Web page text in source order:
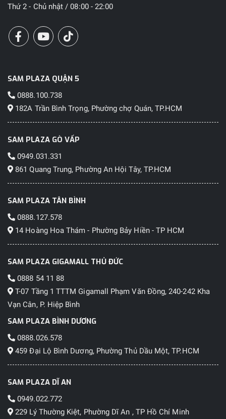
Thứ 2 - Chủ nhật / 08:00 - 22:00
SAM PLAZA QUẬN 5
0888.100.738
182A Trần Bình Trọng, Phường chợ Quán, TP.HCM
SAM PLAZA GÒ VẤP
0949.031.331
861 Quang Trung, Phường An Hội Tây, TP.HCM
SAM PLAZA TÂN BÌNH
0888.127.578
14 Hoàng Hoa Thám - Phường Bảy Hiền - TP HCM
SAM PLAZA GIGAMALL THỦ ĐỨC
0888 54 11 88
T-07 Tầng 1 TTTM Gigamall Phạm Văn Đồng, 240-242 Kha
Vạn Cân, P. Hiệp Bình
SAM PLAZA BÌNH DƯƠNG
0888.026.578
459 Đại Lộ Bình Dương, Phường Thủ Dầu Một, TP.HCM
SAM PLAZA DĨ AN
0949.022.772
229 Lý Thường Kiệt, Phường Dĩ An , TP Hồ Chí Minh